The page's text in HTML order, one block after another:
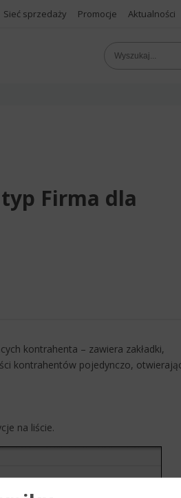
Sieć sprzedaży Promocje Aktualności
typ Firma dla
kontrahenta – zawiera zakładki,
kontrahentów pojedynczo,
na liście.